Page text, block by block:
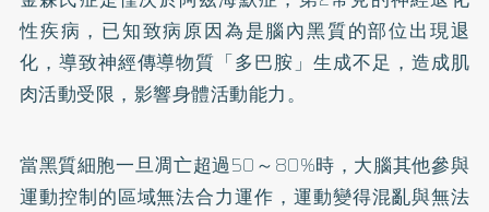
性疾病，已知致病原因為是腦內黑質的部位出現退
化，導致神經傳導物質「多巴胺」生成不足，造成肌
肉活動受限，影響身體活動能力。
當黑質細胞一旦凋亡超過50～80%時，大腦其他參與
運動控制的區域無法合力運作，運動變得混亂與無法